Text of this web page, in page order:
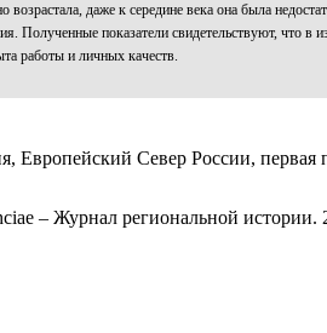
даже к середине века она была
Полученные показатели свидетельствуют, что в
работы и личных качеств.
Европейский Север России,
– Журнал региональной